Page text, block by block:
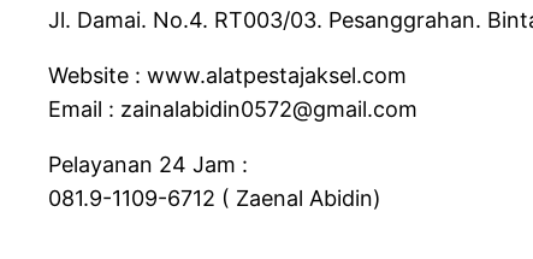
Jl. Damai. No.4. RT003/03. Pesanggrahan.
Website : www.alatpestajaksel.com
Email : zainalabidin0572@gmail.com
Pelayanan 24 Jam :
081.9-1109-6712 ( Zaenal Abidin)